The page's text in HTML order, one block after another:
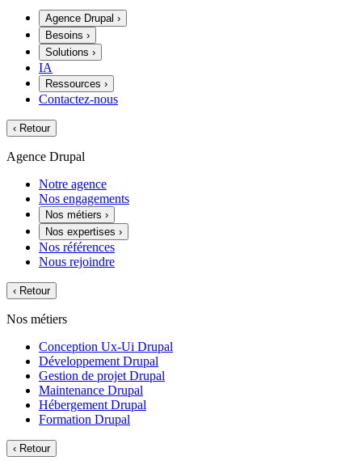
Agence Drupal ›
Besoins ›
Solutions ›
IA
Ressources ›
Contactez-nous
‹ Retour
Agence Drupal
Notre agence
Nos engagements
Nos métiers ›
Nos expertises ›
Nos références
Nous rejoindre
‹ Retour
Nos métiers
Conception Ux-Ui Drupal
Développement Drupal
Gestion de projet Drupal
Maintenance Drupal
Hébergement Drupal
Formation Drupal
‹ Retour